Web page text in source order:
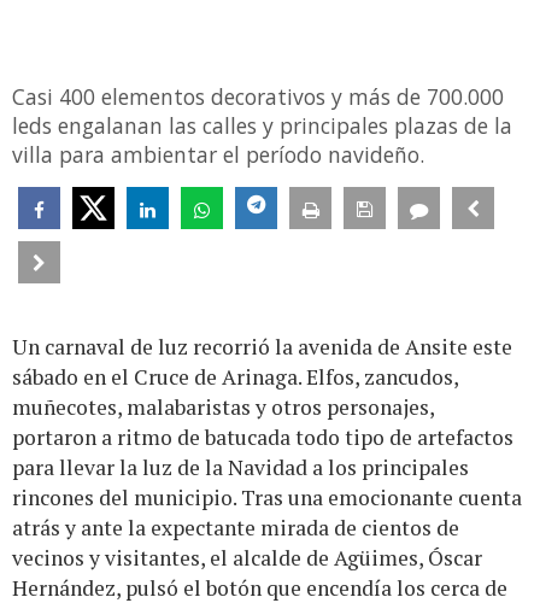
Casi 400 elementos decorativos y más de 700.000
leds engalanan las calles y principales plazas de la
villa para ambientar el período navideño.
Un carnaval de luz recorrió la avenida de Ansite este
sábado en el Cruce de Arinaga. Elfos, zancudos,
muñecotes, malabaristas y otros personajes,
portaron a ritmo de batucada todo tipo de artefactos
para llevar la luz de la Navidad a los principales
rincones del municipio. Tras una emocionante cuenta
atrás y ante la expectante mirada de cientos de
vecinos y visitantes, el alcalde de Agüimes, Óscar
Hernández, pulsó el botón que encendía los cerca de